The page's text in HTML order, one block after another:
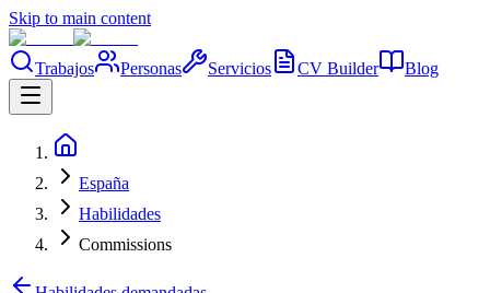
Skip to main content
Trabajos Personas Servicios CV Builder Blog
España
Habilidades
Commissions